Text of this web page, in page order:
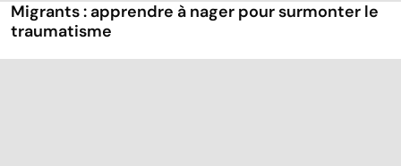
Migrants : apprendre à nager pour surmonter le
traumatisme